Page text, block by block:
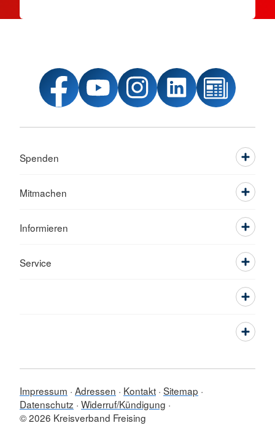
Spenden
Mitmachen
Informieren
Service
Impressum Adressen Kontakt Sitemap
Datenschutz Widerruf/Kündigung
© 2026 Kreisverband Freising